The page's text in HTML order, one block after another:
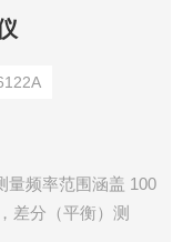
量频率范围涵盖 100
差分（平衡）测